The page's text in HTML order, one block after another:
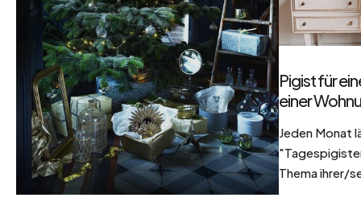
Pigist für
einer
Jeden Monat
Thema ihrer/